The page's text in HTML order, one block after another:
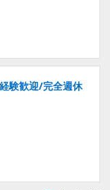
験歓迎/完全週休